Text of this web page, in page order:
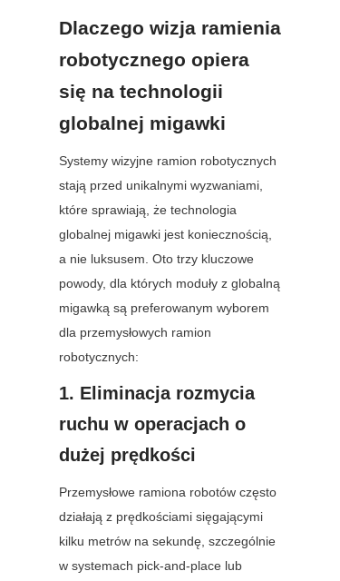
Dlaczego wizja ramienia
robotycznego opiera
się na technologii
globalnej migawki
Systemy wizyjne ramion robotycznych
stają przed unikalnymi wyzwaniami,
które sprawiają, że technologia
globalnej migawki jest koniecznością,
a nie luksusem. Oto trzy kluczowe
powody, dla których moduły z globalną
migawką są preferowanym wyborem
dla przemysłowych ramion
robotycznych:
1. Eliminacja rozmycia
ruchu w operacjach o
dużej prędkości
Przemysłowe ramiona robotów często
działają z prędkościami sięgającymi
kilku metrów na sekundę, szczególnie
w systemach pick-and-place lub